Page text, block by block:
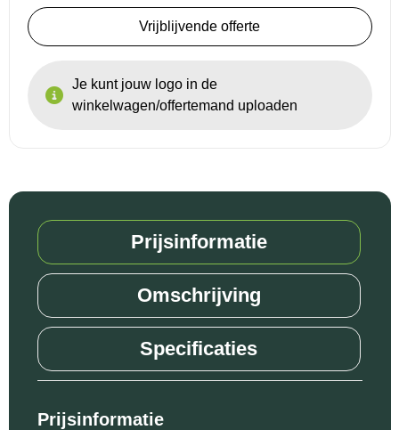
Vrijblijvende offerte
Je kunt jouw logo in de
winkelwagen/offertemand uploaden
Prijsinformatie
Omschrijving
Specificaties
Prijsinformatie